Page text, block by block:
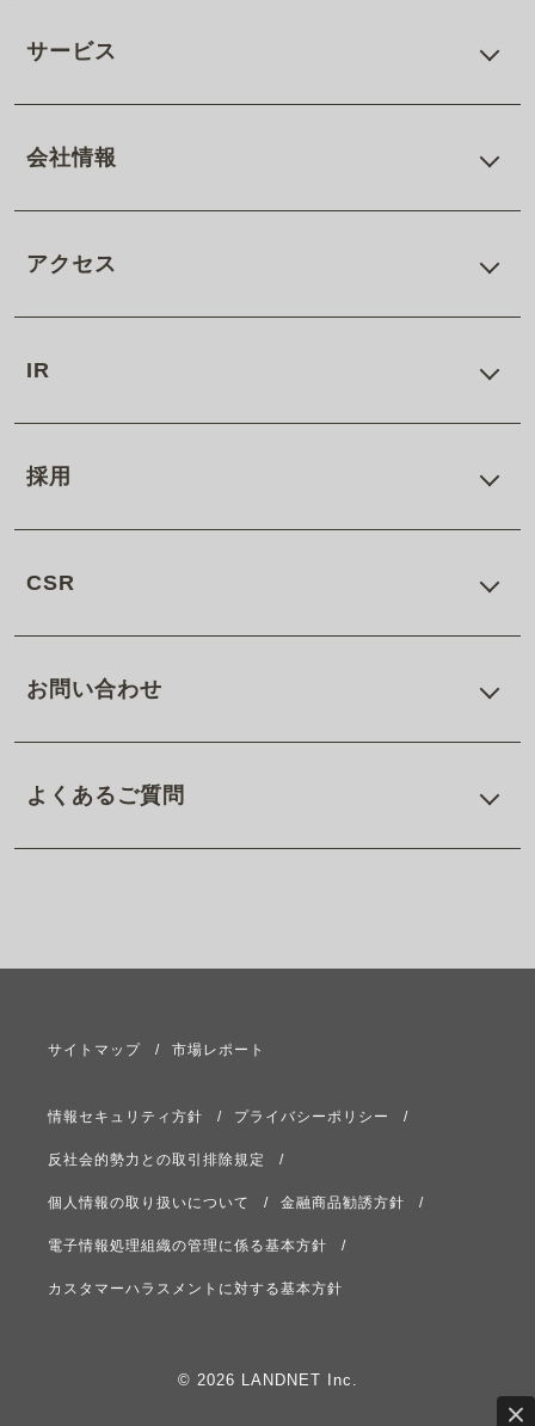
サービス
会社情報
アクセス
IR
採用
CSR
お問い合わせ
よくあるご質問
サイトマップ 市場レポート
情報セキュリティ方針 プライバシーポリシー
反社会的勢力との取引排除規定
個人情報の取り扱いについて 金融商品勧誘方針
電子情報処理組織の管理に係る基本方針
カスタマーハラスメントに対する基本方針
© 2026 LANDNET Inc.